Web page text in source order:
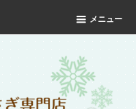
メニュー